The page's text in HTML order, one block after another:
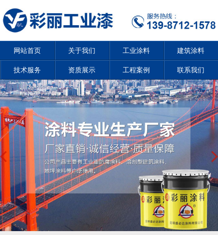
网站首页 关于我们 工业涂料 建筑涂料
技术服务 资质展示 工程案例 联系我们